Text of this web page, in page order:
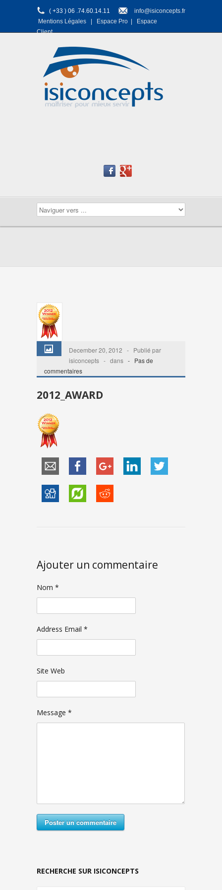
( +33 ) 06 .74.60.14.11
info@isiconcepts.fr
Mentions Légales
Espace Pro
Espace
Client
December 20, 2012 - Publié par
isiconcepts - dans - Pas de
commentaires
2012_AWARD
Ajouter un commentaire
Nom *
Address Email *
Site Web
Message *
Poster un commentaire
RECHERCHE SUR ISICONCEPTS